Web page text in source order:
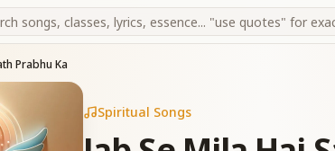
Prabhu Ka
Spiritual Songs